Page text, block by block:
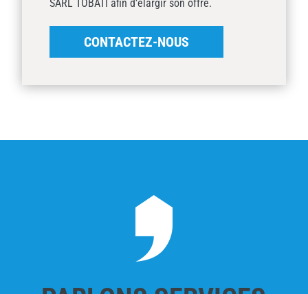
SARL TOBATI afin d’élargir son offre.
CONTACTEZ-NOUS